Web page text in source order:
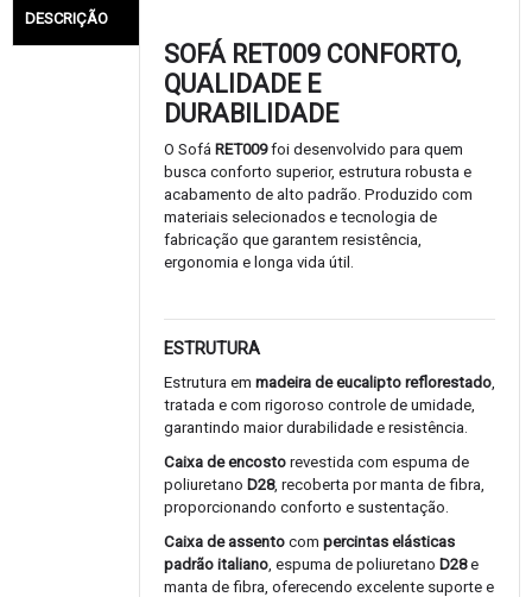
DESCRIÇÃO
SOFÁ RET009 CONFORTO,
QUALIDADE E
DURABILIDADE
O Sofá RET009foi desenvolvido para quem
busca conforto superior, estrutura robusta e
acabamento de alto padrão. Produzido com
materiais selecionados e tecnologia de
fabricação que garantem resistência,
ergonomia e longa vida útil.
ESTRUTURA
Estrutura em madeira de eucalipto reflorestado,
tratada e com rigoroso controle de umidade,
garantindo maior durabilidade e resistência.
Caixa de encosto revestida com espuma de
poliuretano D28, recoberta por manta de fibra,
proporcionando conforto e sustentação.
Caixa de assento com percintas elásticas
padrão italiano, espuma de poliuretano D28e
manta de fibra, oferecendo excelente suporte e